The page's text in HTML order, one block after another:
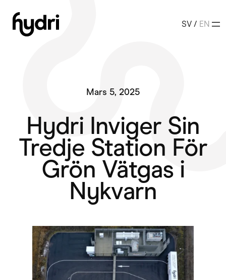
innehåll
SV / EN
Mars 5, 2025
Hydri Inviger Sin
Tredje Station För
Grön Vätgas i
Nykvarn